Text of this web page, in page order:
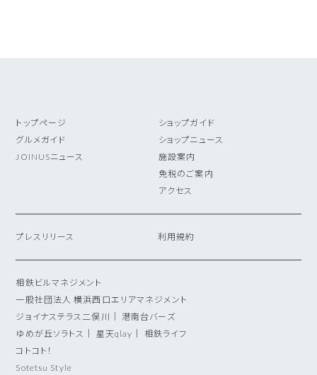
相鉄ビルマネジメント
一般社団法人 横浜西口エリアマネジメント
ジョイナステラス二俣川
港南台バーズ
ゆめが丘ソラトス
星天qlay
相鉄ライフ
コトコト！
Sotetsu Style
トップページ
グルメガイド
JOINUSニュース
ショップガイド
ショップニュース
施設案内
免税のご案内
アクセス
プレスリリース 利用規約